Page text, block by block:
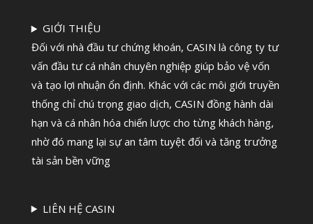
GIỚI THIỆU
Đối với nhà đầu tư chứng khoán, CASIN là công ty tư
vấn đầu tư cá nhân chuyên nghiệp giúp bảo vệ vốn
và tạo lợi nhuận ổn định. Khác với các môi giới truyền
thống chỉ chú trọng giao dịch, CASIN đồng hành dài
hạn và cá nhân hóa chiến lược cho từng khách hàng,
nhờ đó mang lại sự an tâm tuyệt đối và tăng trưởng
tài sản bền vững
LIÊN HỆ CASIN